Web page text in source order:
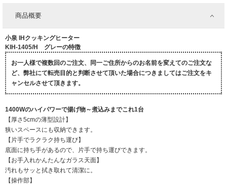
商品概要
小泉 IHクッキングヒーター
KIH-1405/H グレーの特徴
お一人様で複数回のご注文、同一ご住所からのお名前を変えてのご注文な
ど、弊社にて転売目的と判断させて頂いた場合につきましてはご注文をキ
ャンセルさせて頂きます。
1400Wのハイパワーで揚げ物～煮込みまでこれ1台
【厚さ5cmの薄型設計】
狭いスペースにも収納できます。
【片手でラクラク持ち運び】
底面に持ち手があるので、片手で持ち運びできます。
【お手入れかんたんなガラス天面】
汚れもサッと拭き取れて清潔に。
【操作部】